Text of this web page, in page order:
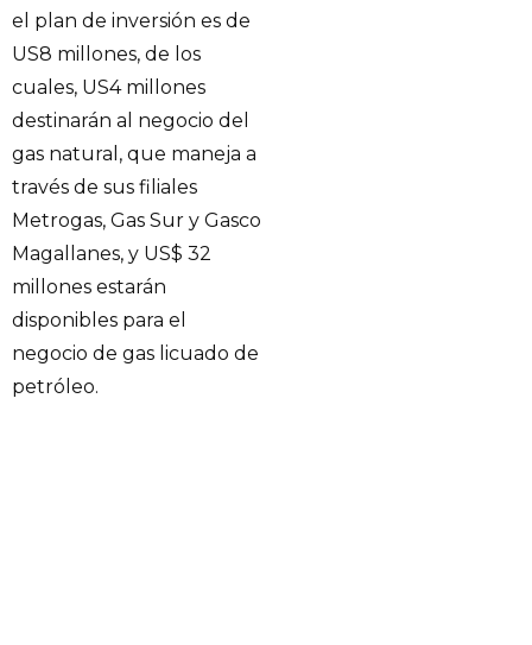
el plan de inversión es de
US8 millones, de los
cuales, US4 millones
destinarán al negocio del
gas natural, que maneja a
través de sus filiales
Metrogas, Gas Sur y Gasco
Magallanes, y US$ 32
millones estarán
disponibles para el
negocio de gas licuado de
petróleo.